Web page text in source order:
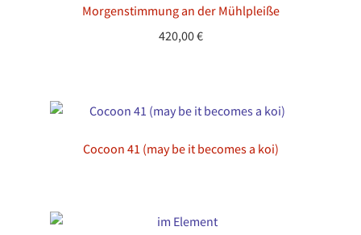
Morgenstimmung an der Mühlpleiße
420,00€
Cocoon 41 (may be it becomes a koi)